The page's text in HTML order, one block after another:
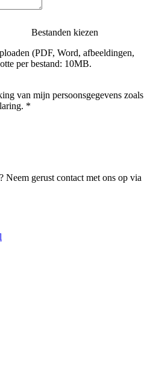
Bestanden kiezen
(PDF, Word, afbeeldingen,
per bestand: 10MB.
van mijn persoonsgegevens zoals
*
gerust contact met ons op via